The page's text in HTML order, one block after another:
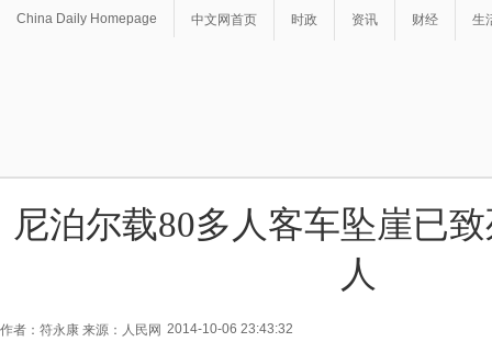
China Daily Homepage 中文网首页 时政 资讯 财经 生
尼泊尔载80多人客车坠崖已
人
作者：符永康 来源：人民网 2014-10-06 23:43:32